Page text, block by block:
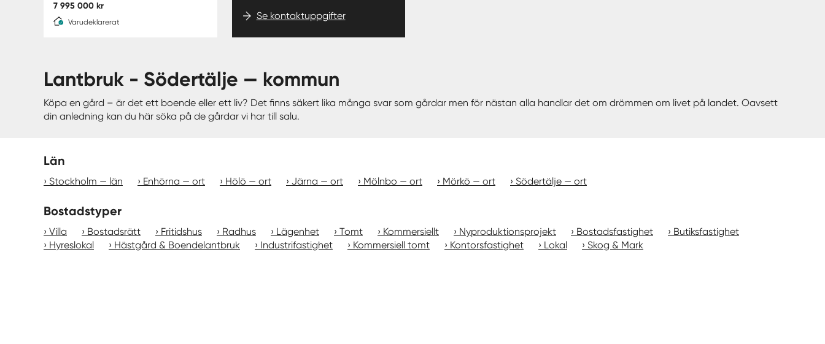
7 995 000 kr
Varudeklarerat
Se kontaktuppgifter
lantbruk - Södertälje — kommun
Köpa en gård – är det ett boende eller ett liv? Det finns säkert lika många svar som gårdar men för nästan alla handlar det om drömmen om livet på landet. Oavsett
din anledning kan du här söka på de gårdar vi har till salu.
Län
Stockholm — län Enhörna — ort Hölö — ort Järna — ort Mölnbo — ort Mörkö — ort Södertälje — ort
Bostadstyper
Villa Bostadsrätt Fritidshus Radhus Lägenhet Tomt Kommersiellt Nyproduktionsprojekt Bostadsfastighet
Butiksfastighet
Hyreslokal
Hästgård & Boendelantbruk Industrifastighet Kommersiell tomt Kontorsfastighet Lokal Skog & Mark